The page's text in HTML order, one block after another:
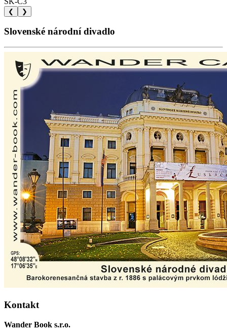
❮ ❯
Slovenské národní divadlo
Kontakt
Wander Book s.r.o.